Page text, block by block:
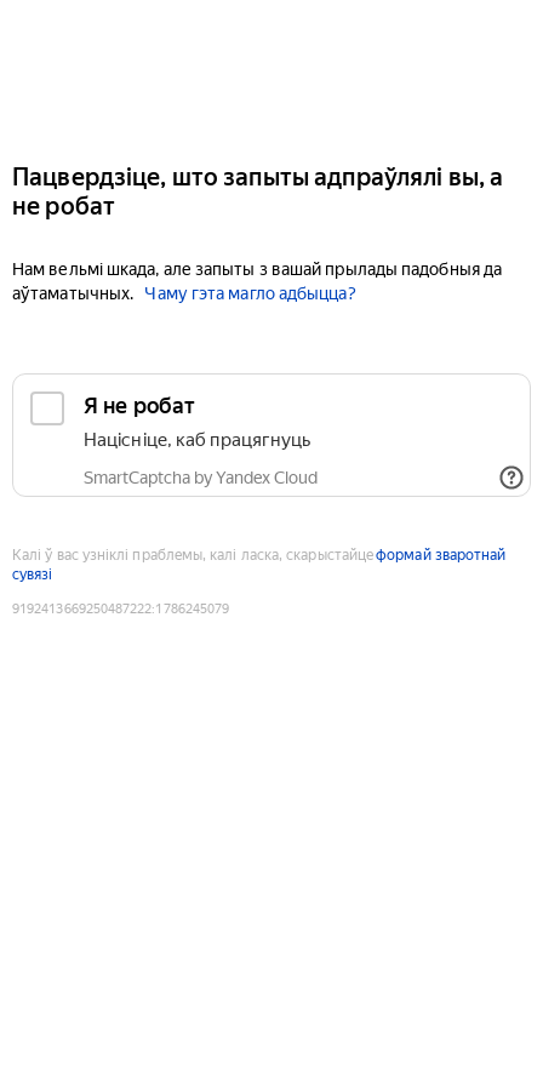
Пацвердзіце, што запыты адпраўлялі вы, а
не робат
Нам вельмі шкада, але запыты з вашай прылады падобныя да
аўтаматычных.
Чаму гэта магло адбыцца?
Я не робат
Націсніце, каб працягнуць
SmartCaptcha by Yandex Cloud
Калі ў вас узніклі праблемы, калі ласка, скарыстайцеформай зваротнай
сувязі
9192413669250487222:1786245079